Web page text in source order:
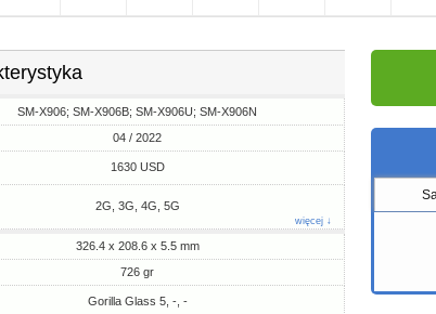
SM-X906; SM-X906B; SM-X906U; SM-X906N
04 / 2022
1630 USD
2G, 3G, 4G, 5G
więcej ↓
326.4 x 208.6 x 5.5 mm
726 gr
Gorilla Glass 5, -, -